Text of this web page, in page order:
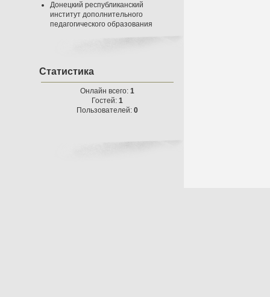
Донецкий республиканский
институт дополнительного
педагогического образования
Статистика
Онлайн всего: 1
Гостей: 1
Пользователей: 0